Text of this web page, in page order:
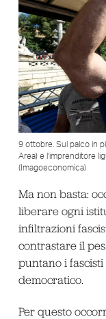
9 ottobre. Sul palco in
Area) e l’imprenditore
(Imagoeconomica)
Ma non basta:
liberare ogni
infiltrazioni
contrastare il
puntano i
democratico.
Per questo